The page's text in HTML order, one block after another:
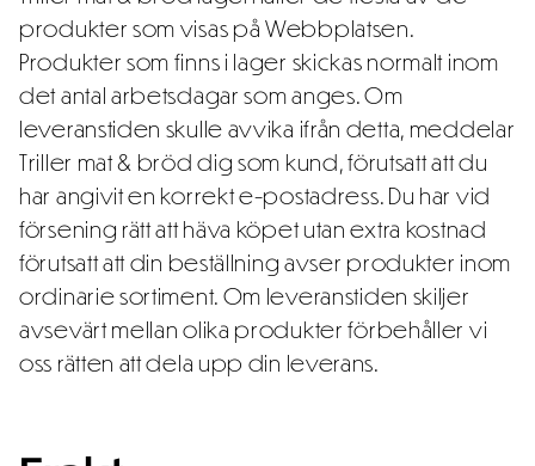
produkter som visas på Webbplatsen.
Produkter som finns i lager skickas normalt inom
det antal arbetsdagar som anges. Om
leveranstiden skulle avvika ifrån detta, meddelar
Triller mat & bröd dig som kund, förutsatt att du
har angivit en korrekt e-postadress. Du har vid
försening rätt att häva köpet utan extra kostnad
förutsatt att din beställning avser produkter inom
ordinarie sortiment. Om leveranstiden skiljer
avsevärt mellan olika produkter förbehåller vi
oss rätten att dela upp din leverans.